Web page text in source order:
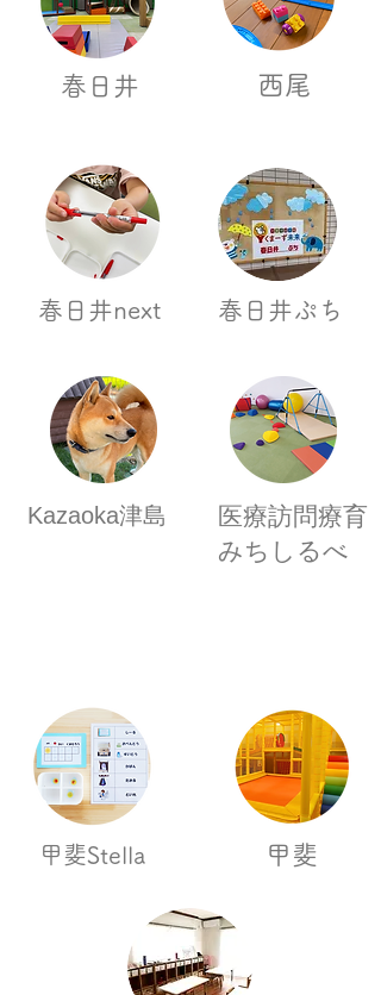
​春日井 西尾
春日井next
Kazaoka津島
春日井ぷち
医療訪問療育​
みちしるべ
​甲斐Stella ​甲斐